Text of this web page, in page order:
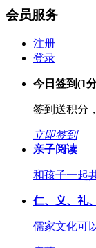
会员服务
注册
登录
今日签到(1
签到送积分
立即签到
亲子阅读
和孩子一起
仁、义、礼
儒家文化可